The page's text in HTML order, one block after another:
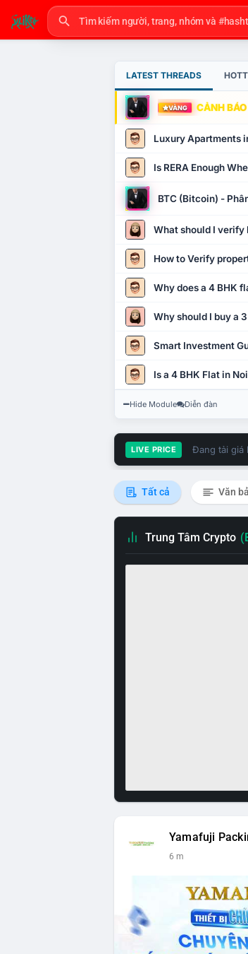
LATEST THREADS
VÀNG CẢNH
Luxury Apartments
Is RERA Enough
BTC (Bitcoin) -
What should I verify
How to Verify
Why does a 4 BHK
Why should I buy a
Smart Investment
Is a 4 BHK Flat in
Hide Module Diễn đàn
LIVE PRICE Đang tải giá
Tất cả Văn
Trung Tâm Crypto
Yamafuji
6 m